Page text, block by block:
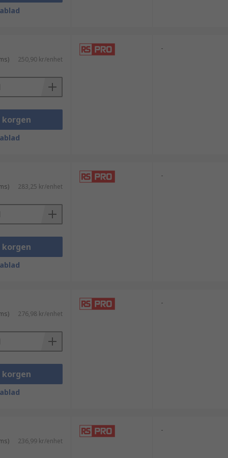
250,90 kr/enhet
korgen
-
283,25 kr/enhet
korgen
-
276,98 kr/enhet
korgen
-
236,99 kr/enhet
-